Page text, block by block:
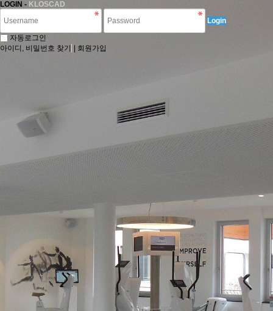
LOGIN - KLOSCAD
Login
자동로그인
아이디, 비밀번호 찾기
회원가입